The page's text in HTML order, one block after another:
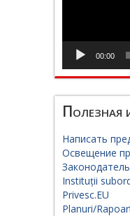
00:00
Полезная
Написать
Освещение
Instituții
Privesc.EU
Planuri/